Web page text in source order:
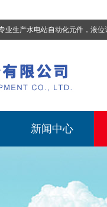
业生产水电站自动化元件，液位计、流量计、压力变送器、油混水控制器、温度传感器、电磁阀球阀蝶阀、测速装置、位移
新闻中心